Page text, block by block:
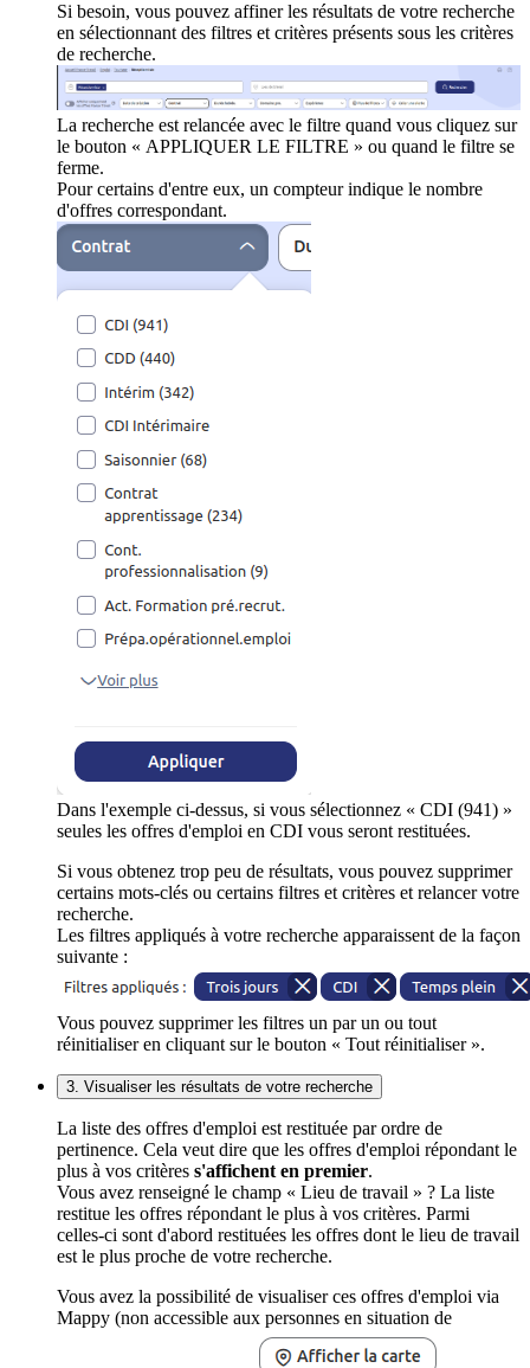
Si besoin, vous pouvez affiner les résultats de votre recherche
en sélectionnant des filtres et critères présents sous les critères
de recherche.
La recherche est relancée avec le filtre quand vous cliquez sur
le bouton « APPLIQUER LE FILTRE » ou quand le filtre se
ferme.
Pour certains d'entre eux, un compteur indique le nombre
d'offres correspondant.
Dans l'exemple ci-dessus, si vous sélectionnez « CDI (941) »
seules les offres d'emploi en CDI vous seront restituées.
Si vous obtenez trop peu de résultats, vous pouvez supprimer
certains mots-clés ou certains filtres et critères et relancer votre
recherche.
Les filtres appliqués à votre recherche apparaissent de la façon
suivante :
Vous pouvez supprimer les filtres un par un ou tout
réinitialiser en cliquant sur le bouton « Tout réinitialiser ».
3. Visualiser les résultats de votre recherche
La liste des offres d'emploi est restituée par ordre de
pertinence. Cela veut dire que les offres d'emploi répondant le
plus à vos critères s'affichent en premier.
Vous avez renseigné le champ « Lieu de travail » ? La liste
restitue les offres répondant le plus à vos critères. Parmi
celles-ci sont d'abord restituées les offres dont le lieu de travail
est le plus proche de votre recherche.
Vous avez la possibilité de visualiser ces offres d'emploi via
Mappy (non accessible aux personnes en situation de